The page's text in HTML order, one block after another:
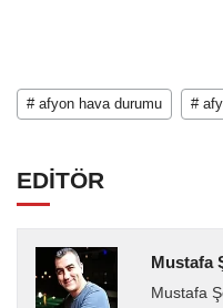
# afyon hava durumu #
EDİTÖR
Mustafa
Mustafa